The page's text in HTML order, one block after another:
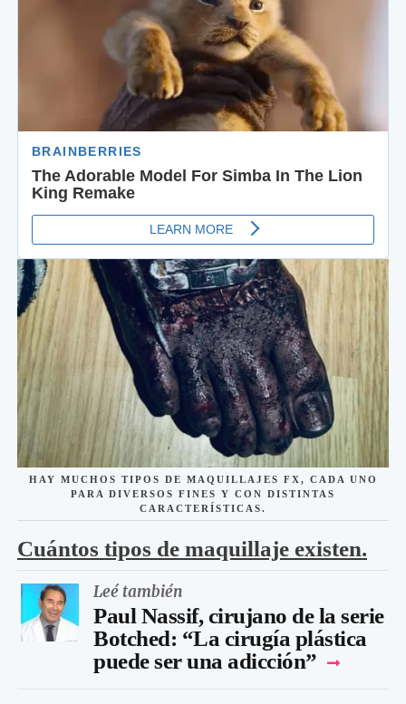
HAY MUCHOS TIPOS DE MAQUILLAJES FX, CADA UNO
PARA DIVERSOS FINES Y CON DISTINTAS
CARACTERÍSTICAS.
Cuántos tipos de maquillaje existen.
Leé también
Paul Nassif, cirujano de la serie
Botched: “La cirugía plástica
puede ser una adicción”